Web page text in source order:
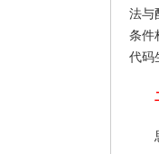
法与
条件
代码